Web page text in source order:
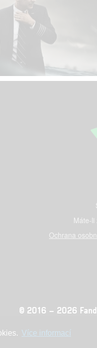
Více informací
Máte-li
Ochrana
© 2016 – 2026